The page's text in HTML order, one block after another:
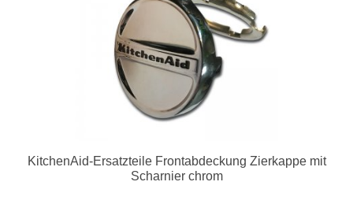
KitchenAid-Ersatzteile Frontabdeckung Zierkappe mit
Scharnier chrom